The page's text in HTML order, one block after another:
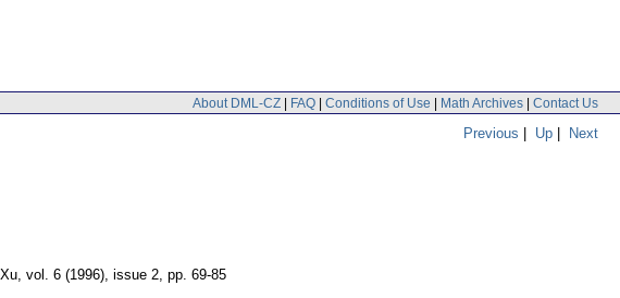
About DML-CZ | FAQ | Conditions of Use | Math Archives | Contact Us
Previous | Up | Next
, vol. 6 (1996), issue 2, pp. 69-85